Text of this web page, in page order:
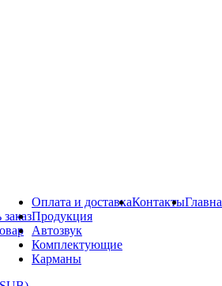
Оплата и доставкаКонтакты
Продукция
Автозвук
Комплектующие
Карманы